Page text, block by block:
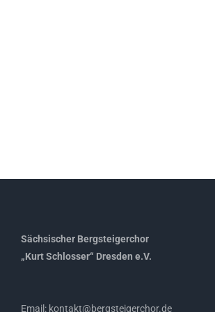
Sächsischer Bergsteigerchor
„Kurt Schlosser“ Dresden e.V.
Email: kontakt@bergsteigerchor.de